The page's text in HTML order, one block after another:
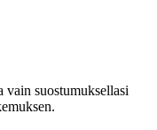
vain suostumuksellasi